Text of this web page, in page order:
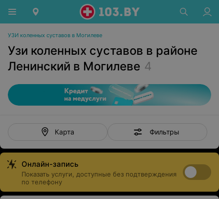
УЗИ коленных суставов в Могилеве
Узи коленных суставов в районе
Ленинский в Могилеве 4
Карта Фильтры
Онлайн-запись
Показать услуги, доступные без подтверждения
по телефону